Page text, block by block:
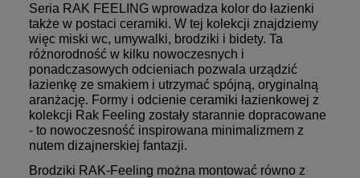
Seria RAK FEELING wprowadza kolor do łazienki
także w postaci ceramiki. W tej kolekcji znajdziemy
więc miski wc, umywalki, brodziki i bidety. Ta
różnorodność w kilku nowoczesnych i
ponadczasowych odcieniach pozwala urządzić
łazienkę ze smakiem i utrzymać spójną, oryginalną
aranżację. Formy i odcienie ceramiki łazienkowej z
kolekcji Rak Feeling zostały starannie dopracowane
- to nowoczesność inspirowana minimalizmem z
nutem dizajnerskiej fantazji.
Brodziki RAK-Feeling można montować równo z